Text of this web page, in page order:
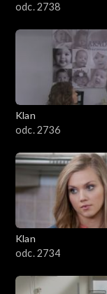
odc. 2738
Klan
odc. 2736
Klan
odc. 2734